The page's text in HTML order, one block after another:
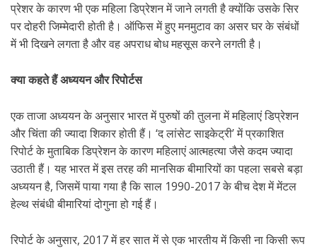
प्रेशर के कारण भी एक महिला डिप्रेशन में जाने लगती है क्योंकि उसके सिर
पर दोहरी जिम्मेदारी होती है। ऑफिस में हुए मनमुटाव का असर घर के संबंधों
में भी दिखने लगता है और वह अपराध बोध महसूस करने लगती है।
क्या कहते हैं अध्ययन और रिपोर्टस
एक ताजा अध्ययन के अनुसार भारत में पुरुषों की तुलना में महिलाएं डिप्रेशन
और चिंता की ज्यादा शिकार होती हैं। ‘द लांसेट साइकेट्री’ में प्रकाशित
रिपोर्ट के मुताबिक डिप्रेशन के कारण महिलाएं आत्महत्या जैसे कदम ज्यादा
उठाती हैं। यह भारत में इस तरह की मानसिक बीमारियों का पहला सबसे बड़ा
अध्ययन है, जिसमें पाया गया है कि साल 1990-2017 के बीच देश में मेंटल
हेल्थ संबंधी बीमारियां दोगुना हो गई हैं।
रिपोर्ट के अनुसार, 2017 में हर सात में से एक भारतीय में किसी ना किसी रूप